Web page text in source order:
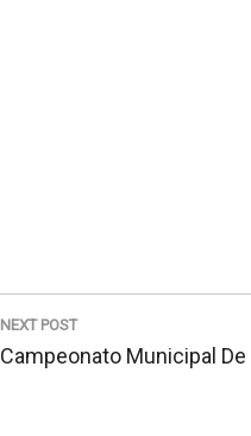
NEXT POST
N
Campeonato Municipal De